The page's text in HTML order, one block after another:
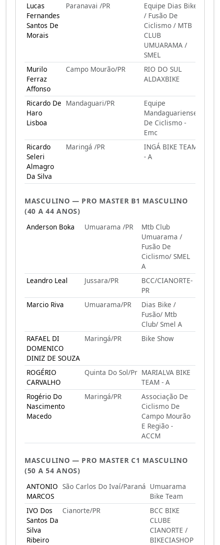
Lucas
Fernandes
Santos De
Morais
Paranavai /PR
Equipe Dias Bike
/ Fusão De
Ciclismo / MTB
CLUB
UMUARAMA /
SMEL
Murilo
Ferraz
Affonso
Campo Mourão/PR
RIO DO SUL
ALDAXBIKE
Ricardo De
Haro
Lisboa
Mandaguari/PR
Equipe
Mandaguariense
De Ciclismo -
Emc
Ricardo
Seleri
Almagro
Da Silva
Maringá /PR
INGÁ BIKE TEAM
- A
MASCULINO — PRO MASTER B1 MASCULINO
(40 A 44 ANOS)
Anderson Boka
Umuarama /PR
Mtb Club
Umuarama /
Fusão De
Ciclismo/ SMEL
A
Leandro Leal
Jussara/PR
BCC/CIANORTE-
PR
Marcio Riva
Umuarama/PR
Dias Bike /
Fusão/ Mtb
Club/ Smel A
RAFAEL DI
DOMENICO
DINIZ DE SOUZA
Maringá/PR Bike Show
ROGÉRIO
CARVALHO
Quinta Do Sol/Pr MARIALVA BIKE
TEAM - A
Rogério Do
Nascimento
Macedo
Maringá/PR
Associação De
Ciclismo De
Campo Mourão
E Região -
ACCM
MASCULINO — PRO MASTER C1 MASCULINO
(50 A 54 ANOS)
ANTONIO
MARCOS
São Carlos Do Ivaí/Paraná Umuarama
Bike Team
IVO Dos
Santos Da
Silva
Ribeiro
Cianorte/PR
BCC BIKE
CLUBE
CIANORTE /
BIKECIASHOP